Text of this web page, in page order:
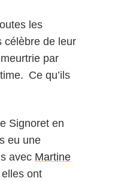
les
célèbre de leur
par
Ce qu’ils
Signoret en
eu une
avec Martine
ont